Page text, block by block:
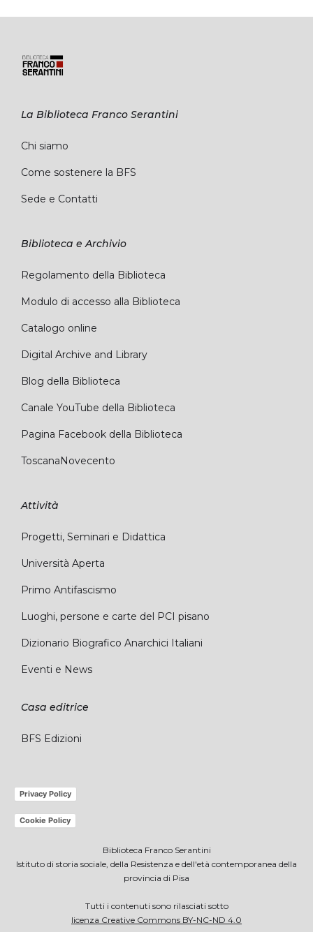
La Biblioteca Franco Serantini
Chi siamo
Come sostenere la BFS
Sede e Contatti
Biblioteca e Archivio
Regolamento della Biblioteca
Modulo di accesso alla Biblioteca
Catalogo online
Digital Archive and Library
Blog della Biblioteca
Canale YouTube della Biblioteca
Pagina Facebook della Biblioteca
ToscanaNovecento
Attività
Progetti, Seminari e Didattica
Università Aperta
Primo Antifascismo
Luoghi, persone e carte del PCI pisano
Dizionario Biografico Anarchici Italiani
Eventi e News
Casa editrice
BFS Edizioni
Privacy Policy
Cookie Policy
Biblioteca Franco Serantini
Istituto di storia sociale, della Resistenza e dell'età contemporanea della
provincia di Pisa
Tutti i contenuti sono rilasciati sotto
licenza Creative Commons BY-NC-ND 4.0